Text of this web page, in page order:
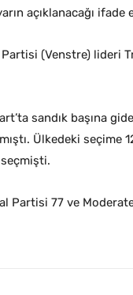
açıklanacağı ifade
(Venstre) lideri
sandık başına
Ülkedeki seçime
seçmişti.
Partisi 77 ve